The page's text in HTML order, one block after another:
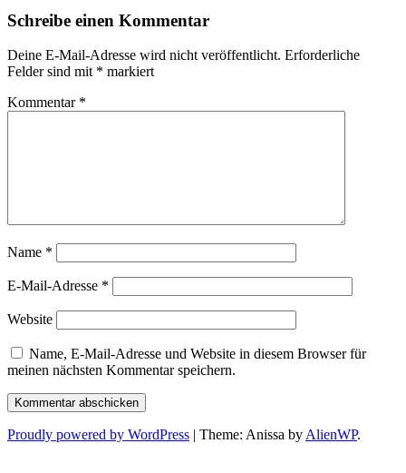
Schreibe einen Kommentar
Deine E-Mail-Adresse wird nicht veröffentlicht. Erforderliche
Felder sind mit * markiert
Kommentar *
Name *
E-Mail-Adresse *
Website
Name, E-Mail-Adresse und Website in diesem Browser für
meinen nächsten Kommentar speichern.
Proudly powered by WordPress | Theme: Anissa by AlienWP.